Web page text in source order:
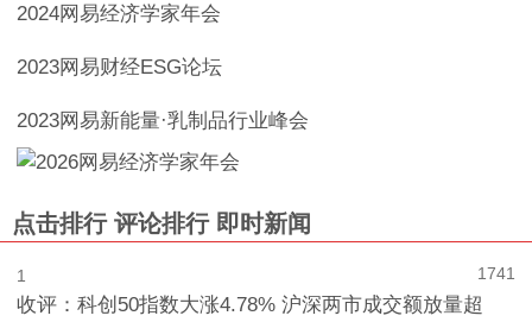
2024网易经济学家年会
2023网易财经ESG论坛
2023网易新能量·乳制品行业峰会
点击排行 评论排行 即时新闻
1741
1
收评：科创50指数大涨4.78% 沪深两市成交额放量超